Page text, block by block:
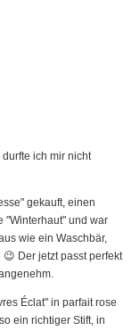
ich mir nicht
gekauft, einen
"Winterhaut" und war
wie ein Waschbär,
Der jetzt passt perfekt
Éclat" in parfait rose
ein richtiger Stift, in